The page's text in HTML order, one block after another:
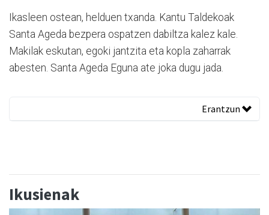
Ikasleen ostean, helduen txanda. Kantu Taldekoak
Santa Ageda bezpera ospatzen dabiltza kalez kale.
Makilak eskutan, egoki jantzita eta kopla zaharrak
abesten. Santa Ageda Eguna ate joka dugu jada.
Erantzun
Ikusienak